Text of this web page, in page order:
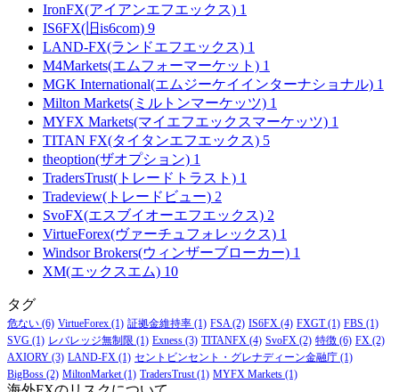
IronFX(アイアンエフエックス) 1
IS6FX(旧is6com) 9
LAND-FX(ランドエフエックス) 1
M4Markets(エムフォーマーケット) 1
MGK International(エムジーケイインターナショナル) 1
Milton Markets(ミルトンマーケッツ) 1
MYFX Markets(マイエフエックスマーケッツ) 1
TITAN FX(タイタンエフエックス) 5
theoption(ザオプション) 1
TradersTrust(トレードトラスト) 1
Tradeview(トレードビュー) 2
SvoFX(エスブイオーエフエックス) 2
VirtueForex(ヴァーチュフォレックス) 1
Windsor Brokers(ウィンザーブローカー) 1
XM(エックスエム) 10
タグ
危ない (6) VirtueForex (1) 証拠金維持率 (1) FSA (2) IS6FX (4) FXGT(1) FBS (1)
SVG (1) レバレッジ無制限 (1) Exness (3) TITANFX (4) SvoFX (2) 特徴 (6) FX (2)
AXIORY (3) LAND-FX (1) セントビンセント・グレナディーン金融庁 (1)
BigBoss (2) MiltonMarket (1) TradersTrust (1) MYFX Markets (1)